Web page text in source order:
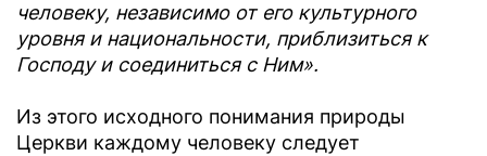
человеку, независимо от его культурного
уровня и национальности, приблизиться к
Господу и соединиться с Ним».
Из этого исходного понимания природы
Церкви каждому человеку следует